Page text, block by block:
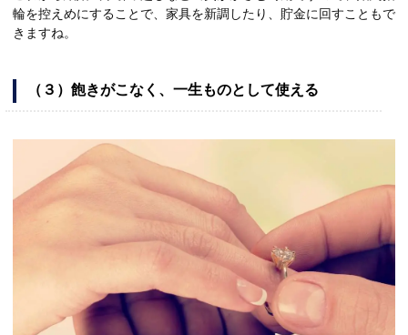
輪を控えめにすることで、家具を新調したり、貯金に回すこともで
きますね。
（３）飽きがこなく、一生ものとして使える